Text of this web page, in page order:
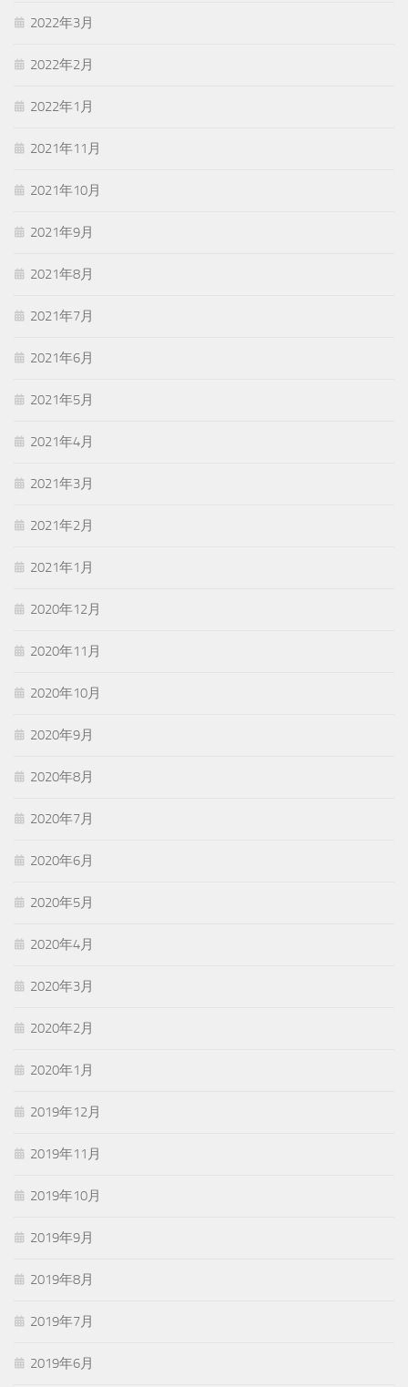
2022年3月
2022年2月
2022年1月
2021年11月
2021年10月
2021年9月
2021年8月
2021年7月
2021年6月
2021年5月
2021年4月
2021年3月
2021年2月
2021年1月
2020年12月
2020年11月
2020年10月
2020年9月
2020年8月
2020年7月
2020年6月
2020年5月
2020年4月
2020年3月
2020年2月
2020年1月
2019年12月
2019年11月
2019年10月
2019年9月
2019年8月
2019年7月
2019年6月